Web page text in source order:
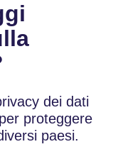
dei dati
proteggere
paesi.